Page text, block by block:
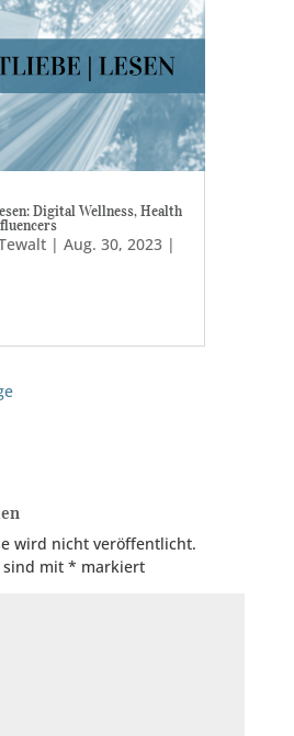
Digital Wellness, Health
| Aug. 30, 2023|
wird nicht veröffentlicht.
sind mit * markiert